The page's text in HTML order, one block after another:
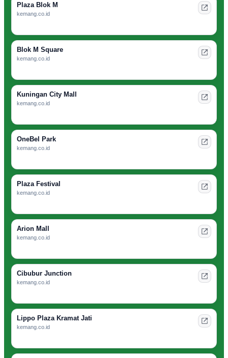
Plaza Blok M
kemang.co.id
Blok M Square
kemang.co.id
Kuningan City Mall
kemang.co.id
OneBel Park
kemang.co.id
Plaza Festival
kemang.co.id
Arion Mall
kemang.co.id
Cibubur Junction
kemang.co.id
Lippo Plaza Kramat Jati
kemang.co.id